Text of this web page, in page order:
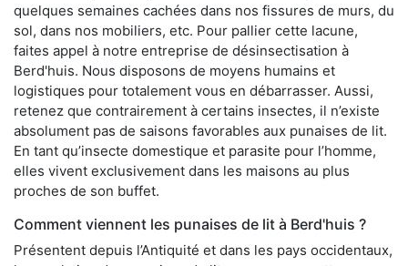
quelques semaines cachées dans nos fissures de murs, du
sol, dans nos mobiliers, etc. Pour pallier cette lacune,
faites appel à notre entreprise de désinsectisation à
Berd'huis. Nous disposons de moyens humains et
logistiques pour totalement vous en débarrasser. Aussi,
retenez que contrairement à certains insectes, il n’existe
absolument pas de saisons favorables aux punaises de lit.
En tant qu’insecte domestique et parasite pour l’homme,
elles vivent exclusivement dans les maisons au plus
proches de son buffet.
Comment viennent les punaises de lit à Berd'huis ?
Présentent depuis l’Antiquité et dans les pays occidentaux,